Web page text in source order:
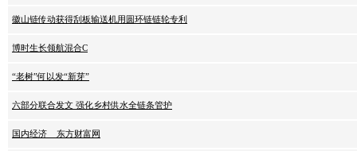
徽山链传动获得刮板输送机用圆环链链轮专利
博时生长领航混合C
“老树”何以发“新芽”
六部分联合发文 强化乡村供水全链条管护
国内经济 _ 东方财富网